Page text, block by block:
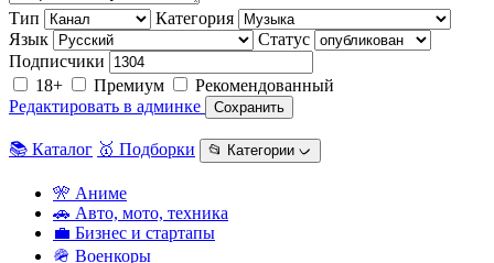
Тип
Категория
Язык
Статус
Подписчики
18+
Премиум
Рекомендованный
Редактировать в админке
Сохранить
📚 Каталог 🥇 Подборки 📂 Категории ᨆ
🎌 Аниме
🚗 Авто, мото, техника
💼 Бизнес и стартапы
🪖 Военкоры